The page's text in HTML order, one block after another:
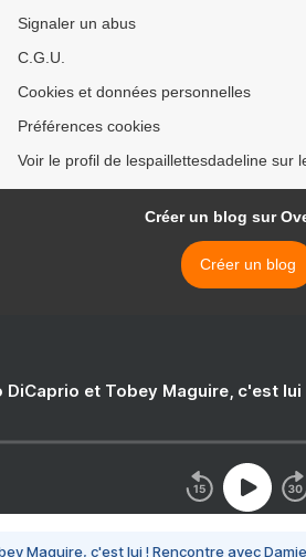
Signaler un abus
C.G.U.
Cookies et données personnelles
Préférences cookies
Voir le profil de lespaillettesdadeline sur
Créer un blog sur
Créer un blog
DiCaprio et Tobey Maguire, c'est
Maguire, c'est lui ! Rencontre avec